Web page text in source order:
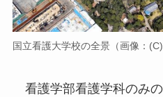
国立看護大学校の全景（画像：
看護学部看護学科のみ